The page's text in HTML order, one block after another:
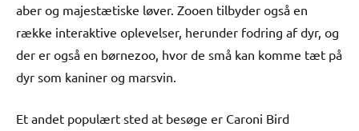
aber og majestætiske løver. Zooen tilbyder også en
række interaktive oplevelser, herunder fodring af dyr, og
der er også en børnezoo, hvor de små kan komme tæt på
dyr som kaniner og marsvin.
Et andet populært sted at besøge er Caroni Bird